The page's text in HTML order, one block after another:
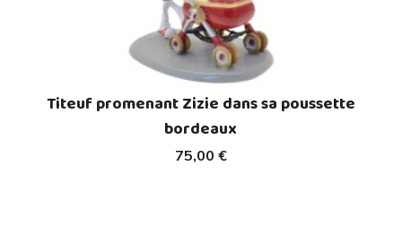
75,00 €
Titeuf promenant Zizie dans sa poussette
bordeaux